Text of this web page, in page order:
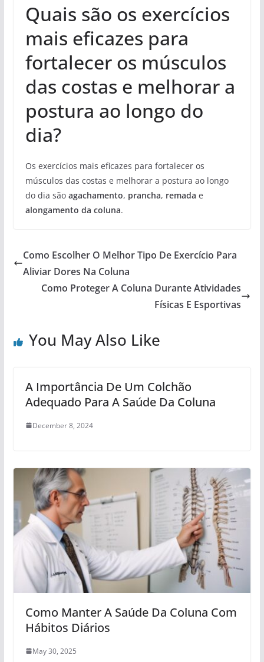
Quais são os exercícios
mais eficazes para
fortalecer os músculos
das costas e melhorar a
postura ao longo do
dia?
Os exercícios mais eficazes para fortalecer os
músculos das costas e melhorar a postura ao longo
do dia são agachamento, prancha, remada e
alongamento da coluna.
Como Escolher O Melhor Tipo De Exercício Para
Aliviar Dores Na Coluna
Como Proteger A Coluna Durante Atividades
Físicas E Esportivas
You May Also Like
A Importância De Um Colchão
Adequado Para A Saúde Da Coluna
December 8, 2024
Como Manter A Saúde Da Coluna Com
Hábitos Diários
May 30, 2025